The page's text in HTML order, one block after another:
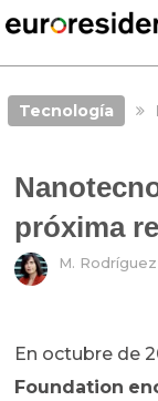
Tecnología
próxima
M. Rodríguez
En octubre de
Foundation